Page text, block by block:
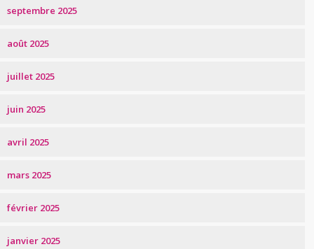
septembre 2025
août 2025
juillet 2025
juin 2025
avril 2025
mars 2025
février 2025
janvier 2025